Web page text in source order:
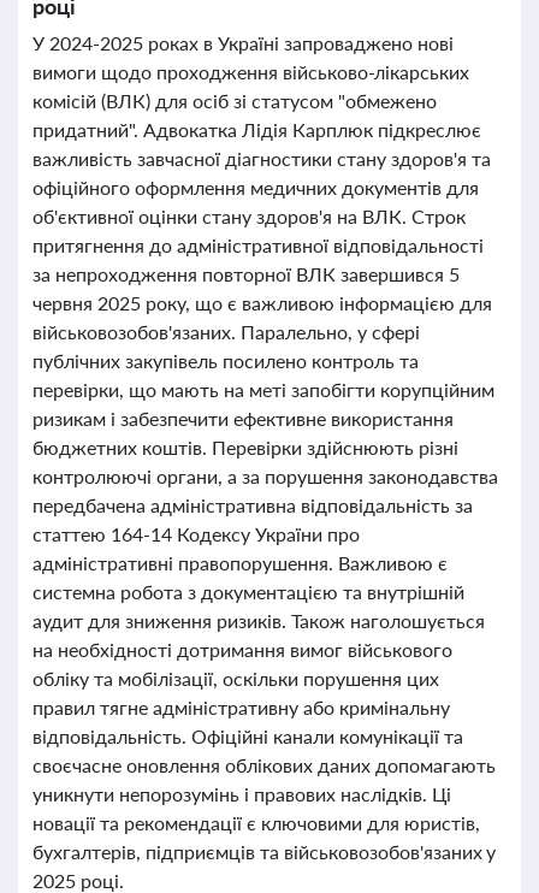
році
У 2024-2025 роках в Україні запроваджено нові
вимоги щодо проходження військово-лікарських
комісій (ВЛК) для осіб зі статусом "обмежено
придатний". Адвокатка Лідія Карплюк підкреслює
важливість завчасної діагностики стану здоров'я та
офіційного оформлення медичних документів для
об'єктивної оцінки стану здоров'я на ВЛК. Строк
притягнення до адміністративної відповідальності
за непроходження повторної ВЛК завершився 5
червня 2025 року, що є важливою інформацією для
військовозобов'язаних. Паралельно, у сфері
публічних закупівель посилено контроль та
перевірки, що мають на меті запобігти корупційним
ризикам і забезпечити ефективне використання
бюджетних коштів. Перевірки здійснюють різні
контролюючі органи, а за порушення законодавства
передбачена адміністративна відповідальність за
статтею 164-14 Кодексу України про
адміністративні правопорушення. Важливою є
системна робота з документацією та внутрішній
аудит для зниження ризиків. Також наголошується
на необхідності дотримання вимог військового
обліку та мобілізації, оскільки порушення цих
правил тягне адміністративну або кримінальну
відповідальність. Офіційні канали комунікації та
своєчасне оновлення облікових даних допомагають
уникнути непорозумінь і правових наслідків. Ці
новації та рекомендації є ключовими для юристів,
бухгалтерів, підприємців та військовозобов'язаних у
2025 році.